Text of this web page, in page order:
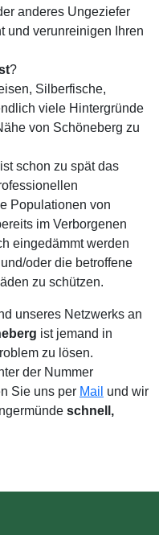
anderes Ungeziefer
und verunreinigen Ihren
?
Silberfische,
viele Hintergründe
von Schöneberg zu
schon zu spät das
Populationen von
im Verborgenen
eingedämmt werden
oder die betroffene
zu schützen.
unseres Netzwerks an
ist jemand in
zu lösen.
der Nummer
Sie uns per Mail und wir
schnell,